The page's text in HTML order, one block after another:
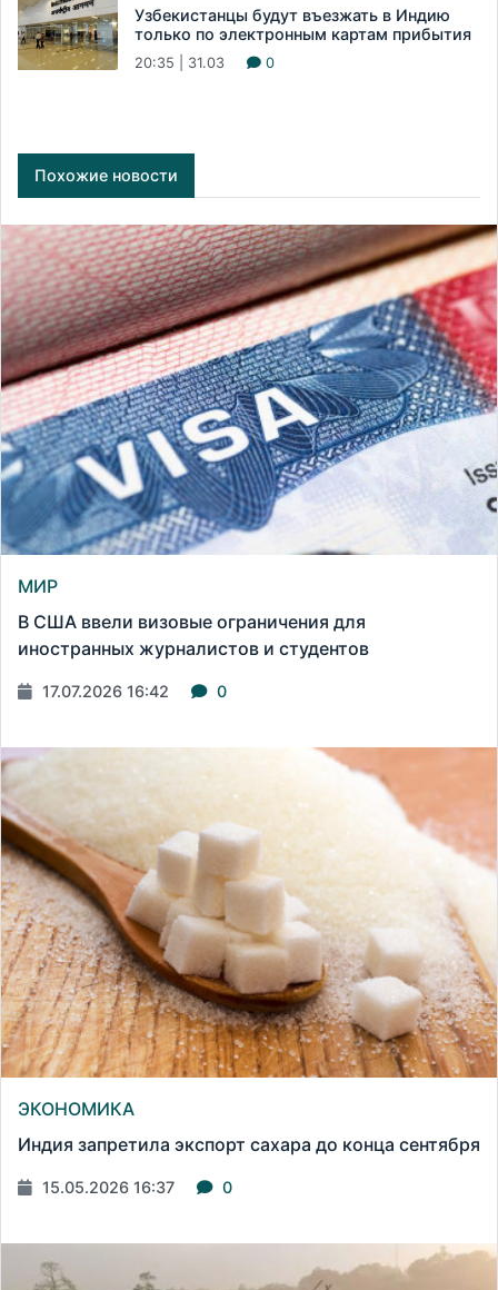
Узбекистанцы будут въезжать в Индию
только по электронным картам прибытия
20:35 | 31.03 0
Похожие новости
МИР
В США ввели визовые ограничения для
иностранных журналистов и студентов
17.07.2026 16:42 0
ЭКОНОМИКА
Индия запретила экспорт сахара до конца сентября
15.05.2026 16:37 0